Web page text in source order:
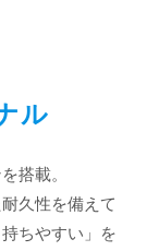
ル
搭載。
久性を備えて
ちやすい」を